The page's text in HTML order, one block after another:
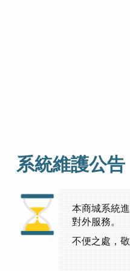
系統維護公告
本商城系統
對外服務。
不便之處，敬